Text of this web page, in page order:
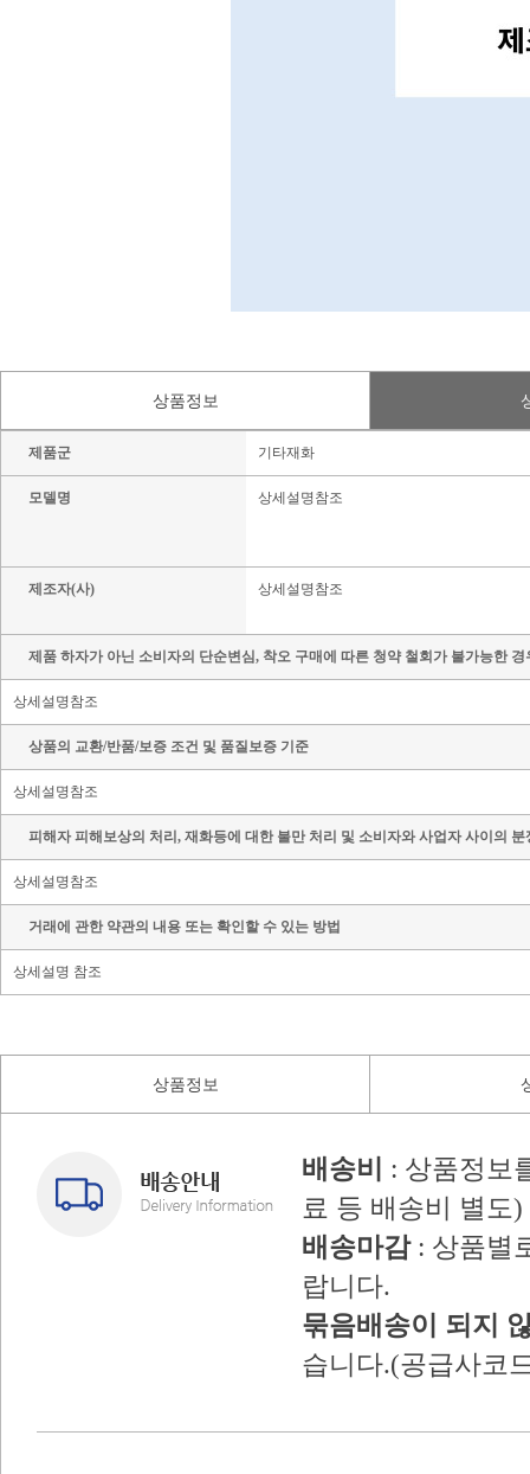
상품정보
제품군 기타재화
모델명 상세설명참조
제조자(사) 상세설명참조
제품 하자가 아닌 소비자의 단순변심, 착오 구매에 따른 청약 철회가 불가능한
상세설명참조
상품의 교환/반품/보증 조건 및 품질보증 기준
상세설명참조
피해자 피해보상의 처리, 재화등에 대한 불만 처리 및 소비자와 사업자 사이의
상세설명참조
거래에 관한 약관의 내용 또는 확인할 수 있는 방법
상세설명 참조
상품정보
배송비
: 상품정보
료 등 배송비 별도)
배송마감: 상품별
랍니다.
묶음배송이 되지
습니다.(공급사코